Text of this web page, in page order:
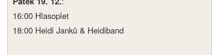
16:00 Hlasoplet
18:00 Heidi Janků & Heidiband